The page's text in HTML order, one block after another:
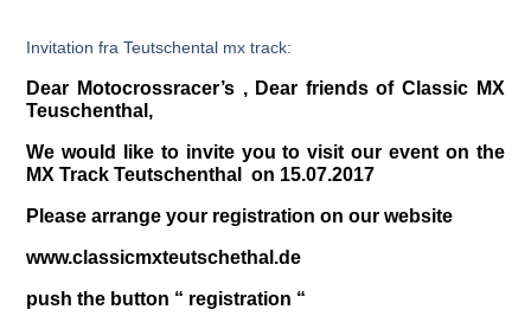
Invitation fra Teutschental mx track:
Dear Motocrossracer’s , Dear friends of Classic MX
Teuschenthal,
We would like to invite you to visit our event on the
MX Track Teutschenthal on 15.07.2017
Please arrange your registration on our website
www.classicmxteutschethal.de
push the button “ registration “